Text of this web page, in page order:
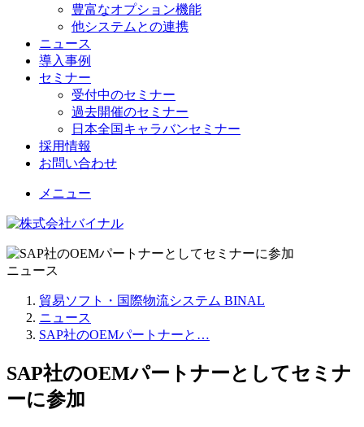
豊富なオプション機能
他システムとの連携
ニュース
導入事例
セミナー
受付中のセミナー
過去開催のセミナー
日本全国キャラバンセミナー
採用情報
お問い合わせ
メニュー
ニュース
貿易ソフト・国際物流システム BINAL
ニュース
SAP社のOEMパートナーと…
SAP社のOEMパートナーとしてセミナ
ーに参加